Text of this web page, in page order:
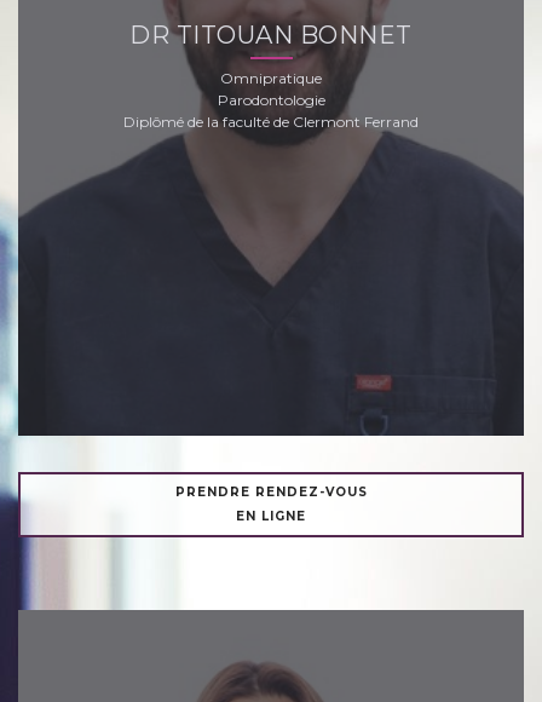
DR TITOUAN BONNET
Omnipratique
Parodontologie
Diplômé de la faculté de Clermont Ferrand
PRENDRE RENDEZ-VOUS
EN LIGNE